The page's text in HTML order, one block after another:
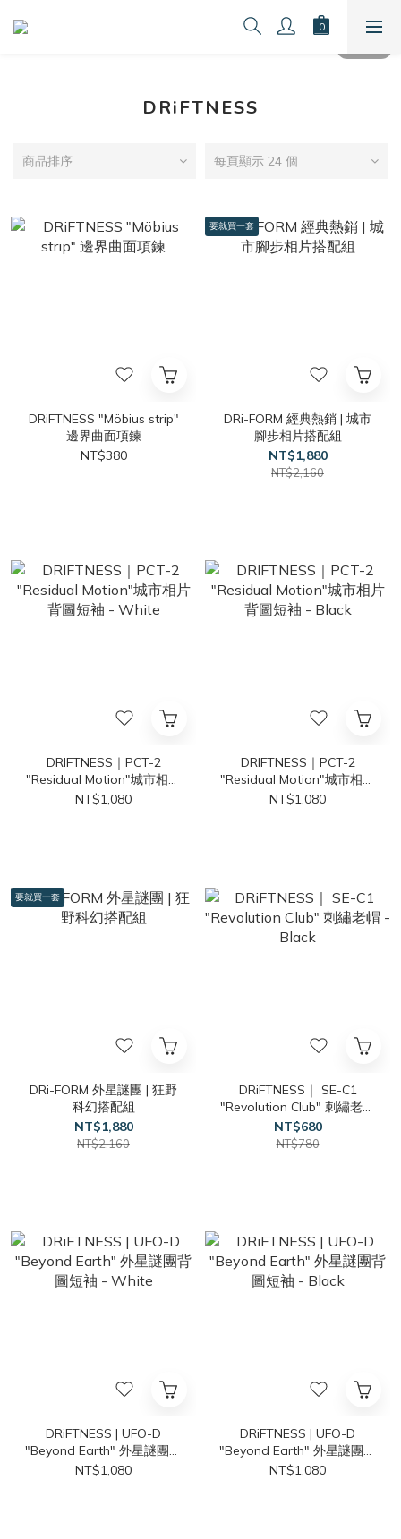
DRiFTNESS
商品排序 每頁顯示 24 個
DRiFTNESS "Möbius strip"
邊界曲面項鍊
NT$380
要就買一套
DRi-FORM 經典熱銷 | 城市
腳步相片搭配組
NT$1,880
NT$2,160
DRIFTNESS｜PCT-2
"Residual Motion"城市相片
背圖短袖 - White
NT$1,080
DRIFTNESS｜PCT-2
"Residual Motion"城市相片
背圖短袖 - Black
NT$1,080
要就買一套
DRi-FORM 外星謎團 | 狂野
科幻搭配組
NT$1,880
NT$2,160
DRiFTNESS｜ SE-C1
"Revolution Club" 刺繡老帽
- Black
NT$680
NT$780
DRiFTNESS | UFO-D
"Beyond Earth" 外星謎團背
圖短袖 - White
NT$1,080
DRiFTNESS | UFO-D
"Beyond Earth" 外星謎團背
圖短袖 - Black
NT$1,080